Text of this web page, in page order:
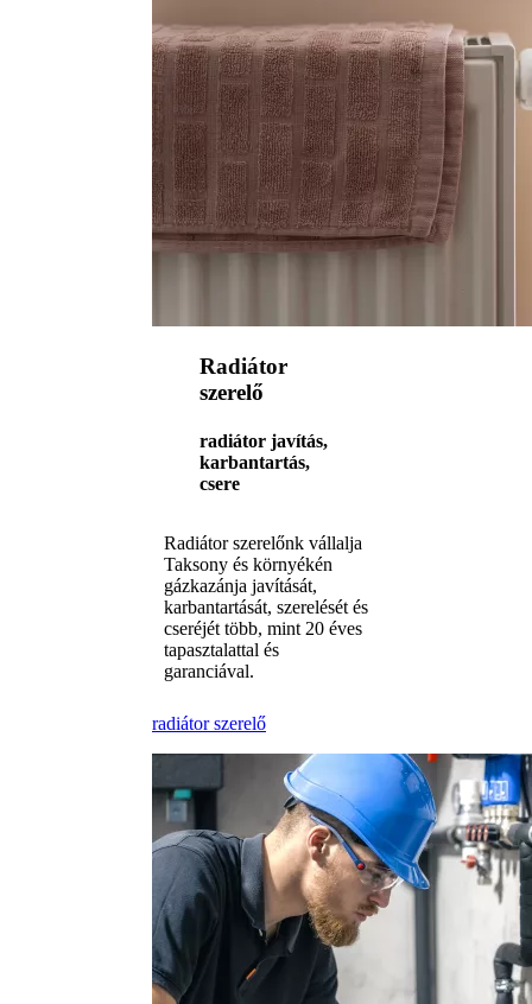
Radiátor
szerelő
radiátor javítás,
karbantartás,
csere
Radiátor szerelőnk vállalja
Taksony és környékén
gázkazánja javítását,
karbantartását, szerelését és
cseréjét több, mint 20 éves
tapasztalattal és
garanciával.
radiátor szerelő